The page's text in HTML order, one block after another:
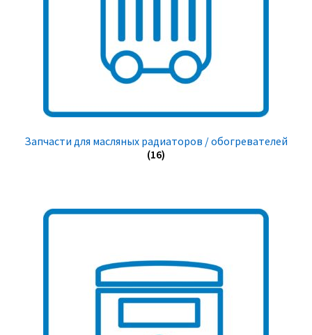
Запчасти для масляных радиаторов / обогревателей
(16)